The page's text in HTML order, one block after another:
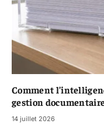
Comment
gestion
14 juillet 2026